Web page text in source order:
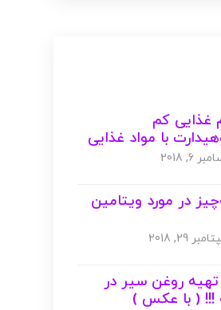
غذایی کم
با مواد غذایی
!! ( با عکس )
6, 2018
در مورد ویتامین
(
29, 2018
روغن سیر در
!!! ( با عکس )